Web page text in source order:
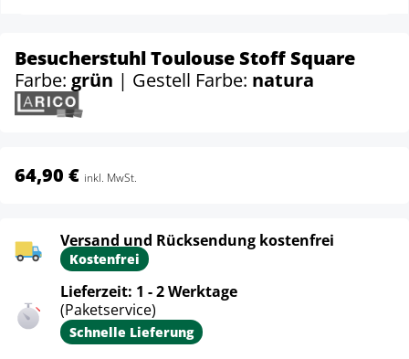
Besucherstuhl Toulouse Stoff Square
Farbe: grün | Gestell Farbe: natura
64,90 € inkl. MwSt.
Versand und Rücksendung kostenfrei
Kostenfrei
Lieferzeit: 1 - 2 Werktage
(Paketservice)
Schnelle Lieferung